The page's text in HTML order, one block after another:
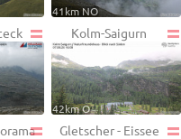
41km NO
Kolm-Saigurn
42km O
Gletscher - Eissee